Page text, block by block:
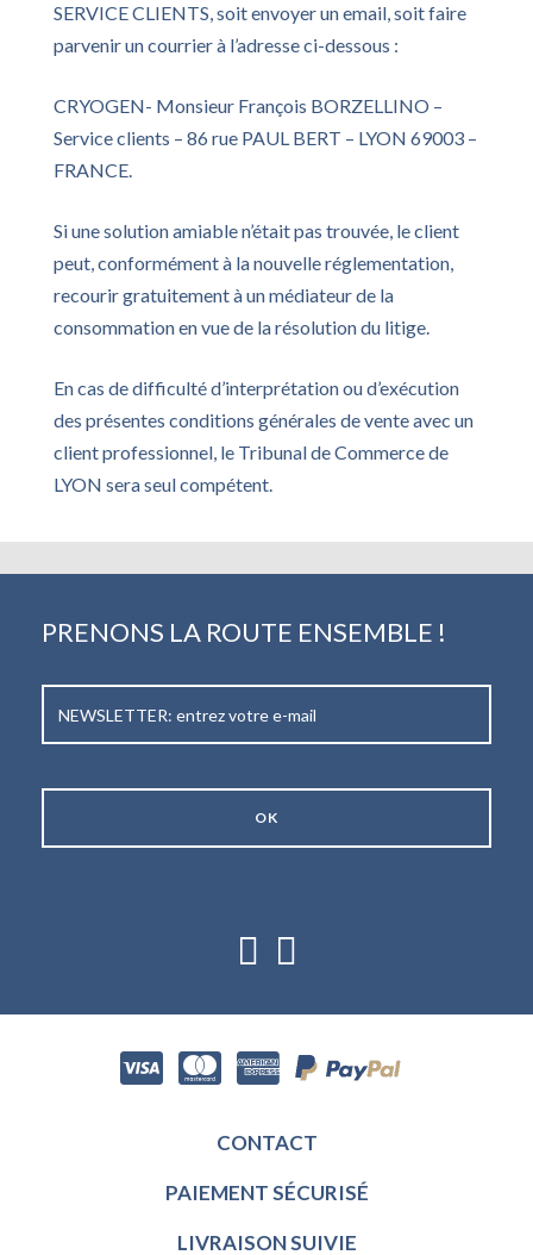
SERVICE CLIENTS, soit envoyer un email, soit faire
parvenir un courrier à l’adresse ci-dessous :
CRYOGEN- Monsieur François BORZELLINO –
Service clients – 86 rue PAUL BERT – LYON 69003 –
FRANCE.
Si une solution amiable n’était pas trouvée, le client
peut, conformément à la nouvelle réglementation,
recourir gratuitement à un médiateur de la
consommation en vue de la résolution du litige.
En cas de difficulté d’interprétation ou d’exécution
des présentes conditions générales de vente avec un
client professionnel, le Tribunal de Commerce de
LYON sera seul compétent.
PRENONS LA ROUTE ENSEMBLE !
CONTACT
PAIEMENT SÉCURISÉ
LIVRAISON SUIVIE